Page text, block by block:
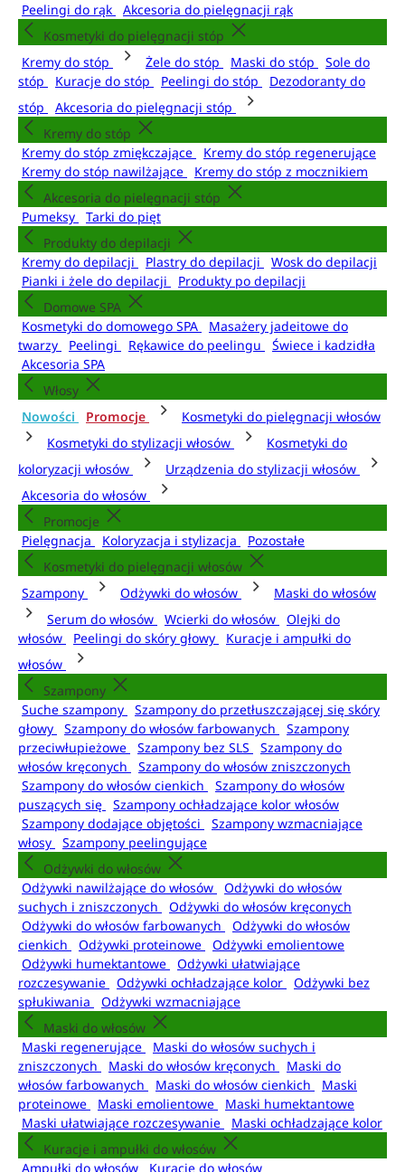
Peelingi do rąk
Akcesoria do pielęgnacji rąk
Kosmetyki do pielęgnacji stóp
Kremy do stóp
Żele do stóp Maski do stóp
Sole do
stóp
Kuracje do stóp Peelingi do stóp
Dezodoranty do
stóp
Akcesoria do pielęgnacji stóp
Kremy do stóp
Kremy do stóp zmiękczające
Kremy do stóp regenerujące
Kremy do stóp nawilżające
Kremy do stóp z mocznikiem
Akcesoria do pielęgnacji stóp
Pumeksy
Tarki do pięt
Produkty do depilacji
Kremy do depilacji
Plastry do depilacji
Wosk do depilacji
Pianki i żele do depilacji
Produkty po depilacji
Domowe SPA
Kosmetyki do domowego SPA
Masażery jadeitowe do
twarzy
Peelingi Rękawice do peelingu
Świece i kadzidła
Akcesoria SPA
Włosy
Nowości
Promocje
Kosmetyki do pielęgnacji włosów
Kosmetyki do stylizacji włosów
Kosmetyki do
koloryzacji włosów
Urządzenia do stylizacji włosów
Akcesoria do włosów
Promocje
Pielęgnacja
Koloryzacja i stylizacja
Pozostałe
Kosmetyki do pielęgnacji włosów
Szampony
Odżywki do włosów
Maski do włosów
Serum do włosów
Wcierki do włosów
Olejki do
włosów
Peelingi do skóry głowy
Kuracje i ampułki do
włosów
Szampony
Suche szampony
Szampony do przetłuszczającej się skóry
głowy
Szampony do włosów farbowanych
Szampony
przeciwłupieżowe
Szampony bez SLS
Szampony do
włosów kręconych
Szampony do włosów zniszczonych
Szampony do włosów cienkich
Szampony do włosów
puszących się
Szampony ochładzające kolor włosów
Szampony dodające objętości
Szampony wzmacniające
włosy
Szampony peelingujące
Odżywki do włosów
Odżywki nawilżające do włosów
Odżywki do włosów
suchych i zniszczonych
Odżywki do włosów kręconych
Odżywki do włosów farbowanych
Odżywki do włosów
cienkich
Odżywki proteinowe
Odżywki emolientowe
Odżywki humektantowe
Odżywki ułatwiające
rozczesywanie
Odżywki ochładzające kolor
Odżywki bez
spłukiwania
Odżywki wzmacniające
Maski do włosów
Maski regenerujące
Maski do włosów suchych i
zniszczonych
Maski do włosów kręconych
Maski do
włosów farbowanych
Maski do włosów cienkich
Maski
proteinowe
Maski emolientowe
Maski humektantowe
Maski ułatwiające rozczesywanie
Maski ochładzające kolor
Kuracje i ampułki do włosów
Ampułki do włosów
Kuracje do włosów